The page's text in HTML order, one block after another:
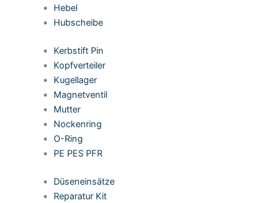
Hebel
Hubscheibe
Kerbstift Pin
Kopfverteiler
Kugellager
Magnetventil
Mutter
Nockenring
O-Ring
PE PES PFR
Düseneinsätze
Reparatur Kit